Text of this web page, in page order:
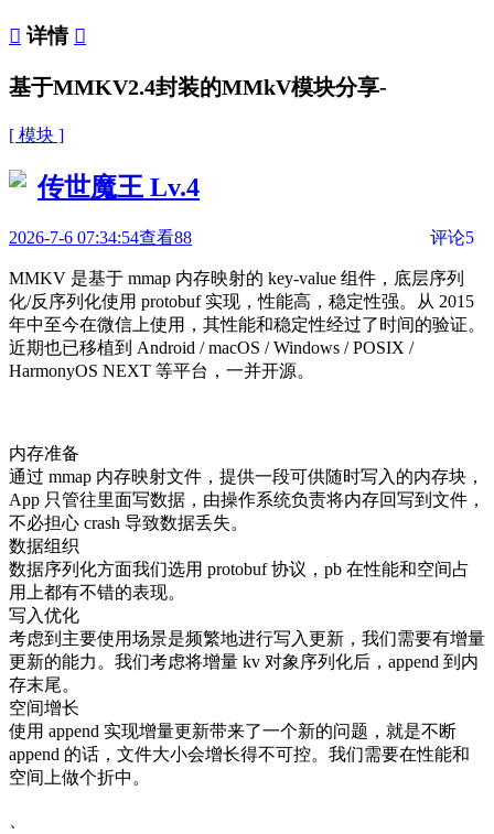
 详情 
基于MMKV2.4封装的MMkV模块分享-
[ 模块 ]
传世魔王 Lv.4
2026-7-6 07:34:54查看88 评论5
MMKV 是基于 mmap 内存映射的 key-value 组件，底层序列
化/反序列化使用 protobuf 实现，性能高，稳定性强。从 2015
年中至今在微信上使用，其性能和稳定性经过了时间的验证。
近期也已移植到 Android / macOS / Windows / POSIX /
HarmonyOS NEXT 等平台，一并开源。
内存准备
通过 mmap 内存映射文件，提供一段可供随时写入的内存块，
App 只管往里面写数据，由操作系统负责将内存回写到文件，
不必担心 crash 导致数据丢失。
数据组织
数据序列化方面我们选用 protobuf 协议，pb 在性能和空间占
用上都有不错的表现。
写入优化
考虑到主要使用场景是频繁地进行写入更新，我们需要有增量
更新的能力。我们考虑将增量 kv 对象序列化后，append 到内
存末尾。
空间增长
使用 append 实现增量更新带来了一个新的问题，就是不断
append 的话，文件大小会增长得不可控。我们需要在性能和
空间上做个折中。